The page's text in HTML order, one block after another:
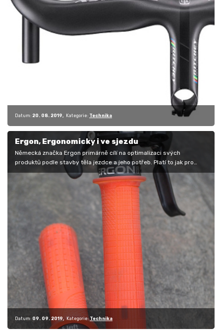
Datum: 20. 08. 2019 Kategorie: Technika
Ergon, Ergonomicky i ve sjezdu
Německá značka Ergon primárně cílí na optimalizaci svých
produktů podle stavby těla jezdce a jeho potřeb. Platí to jak pro
sedla či batohy,…
Datum: 09. 09. 2019 Kategorie: Technika